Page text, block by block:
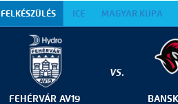
FELKÉSZÜLÉS ICE MAGYAR KUPA
FEHÉRVÁR AV19
VS.